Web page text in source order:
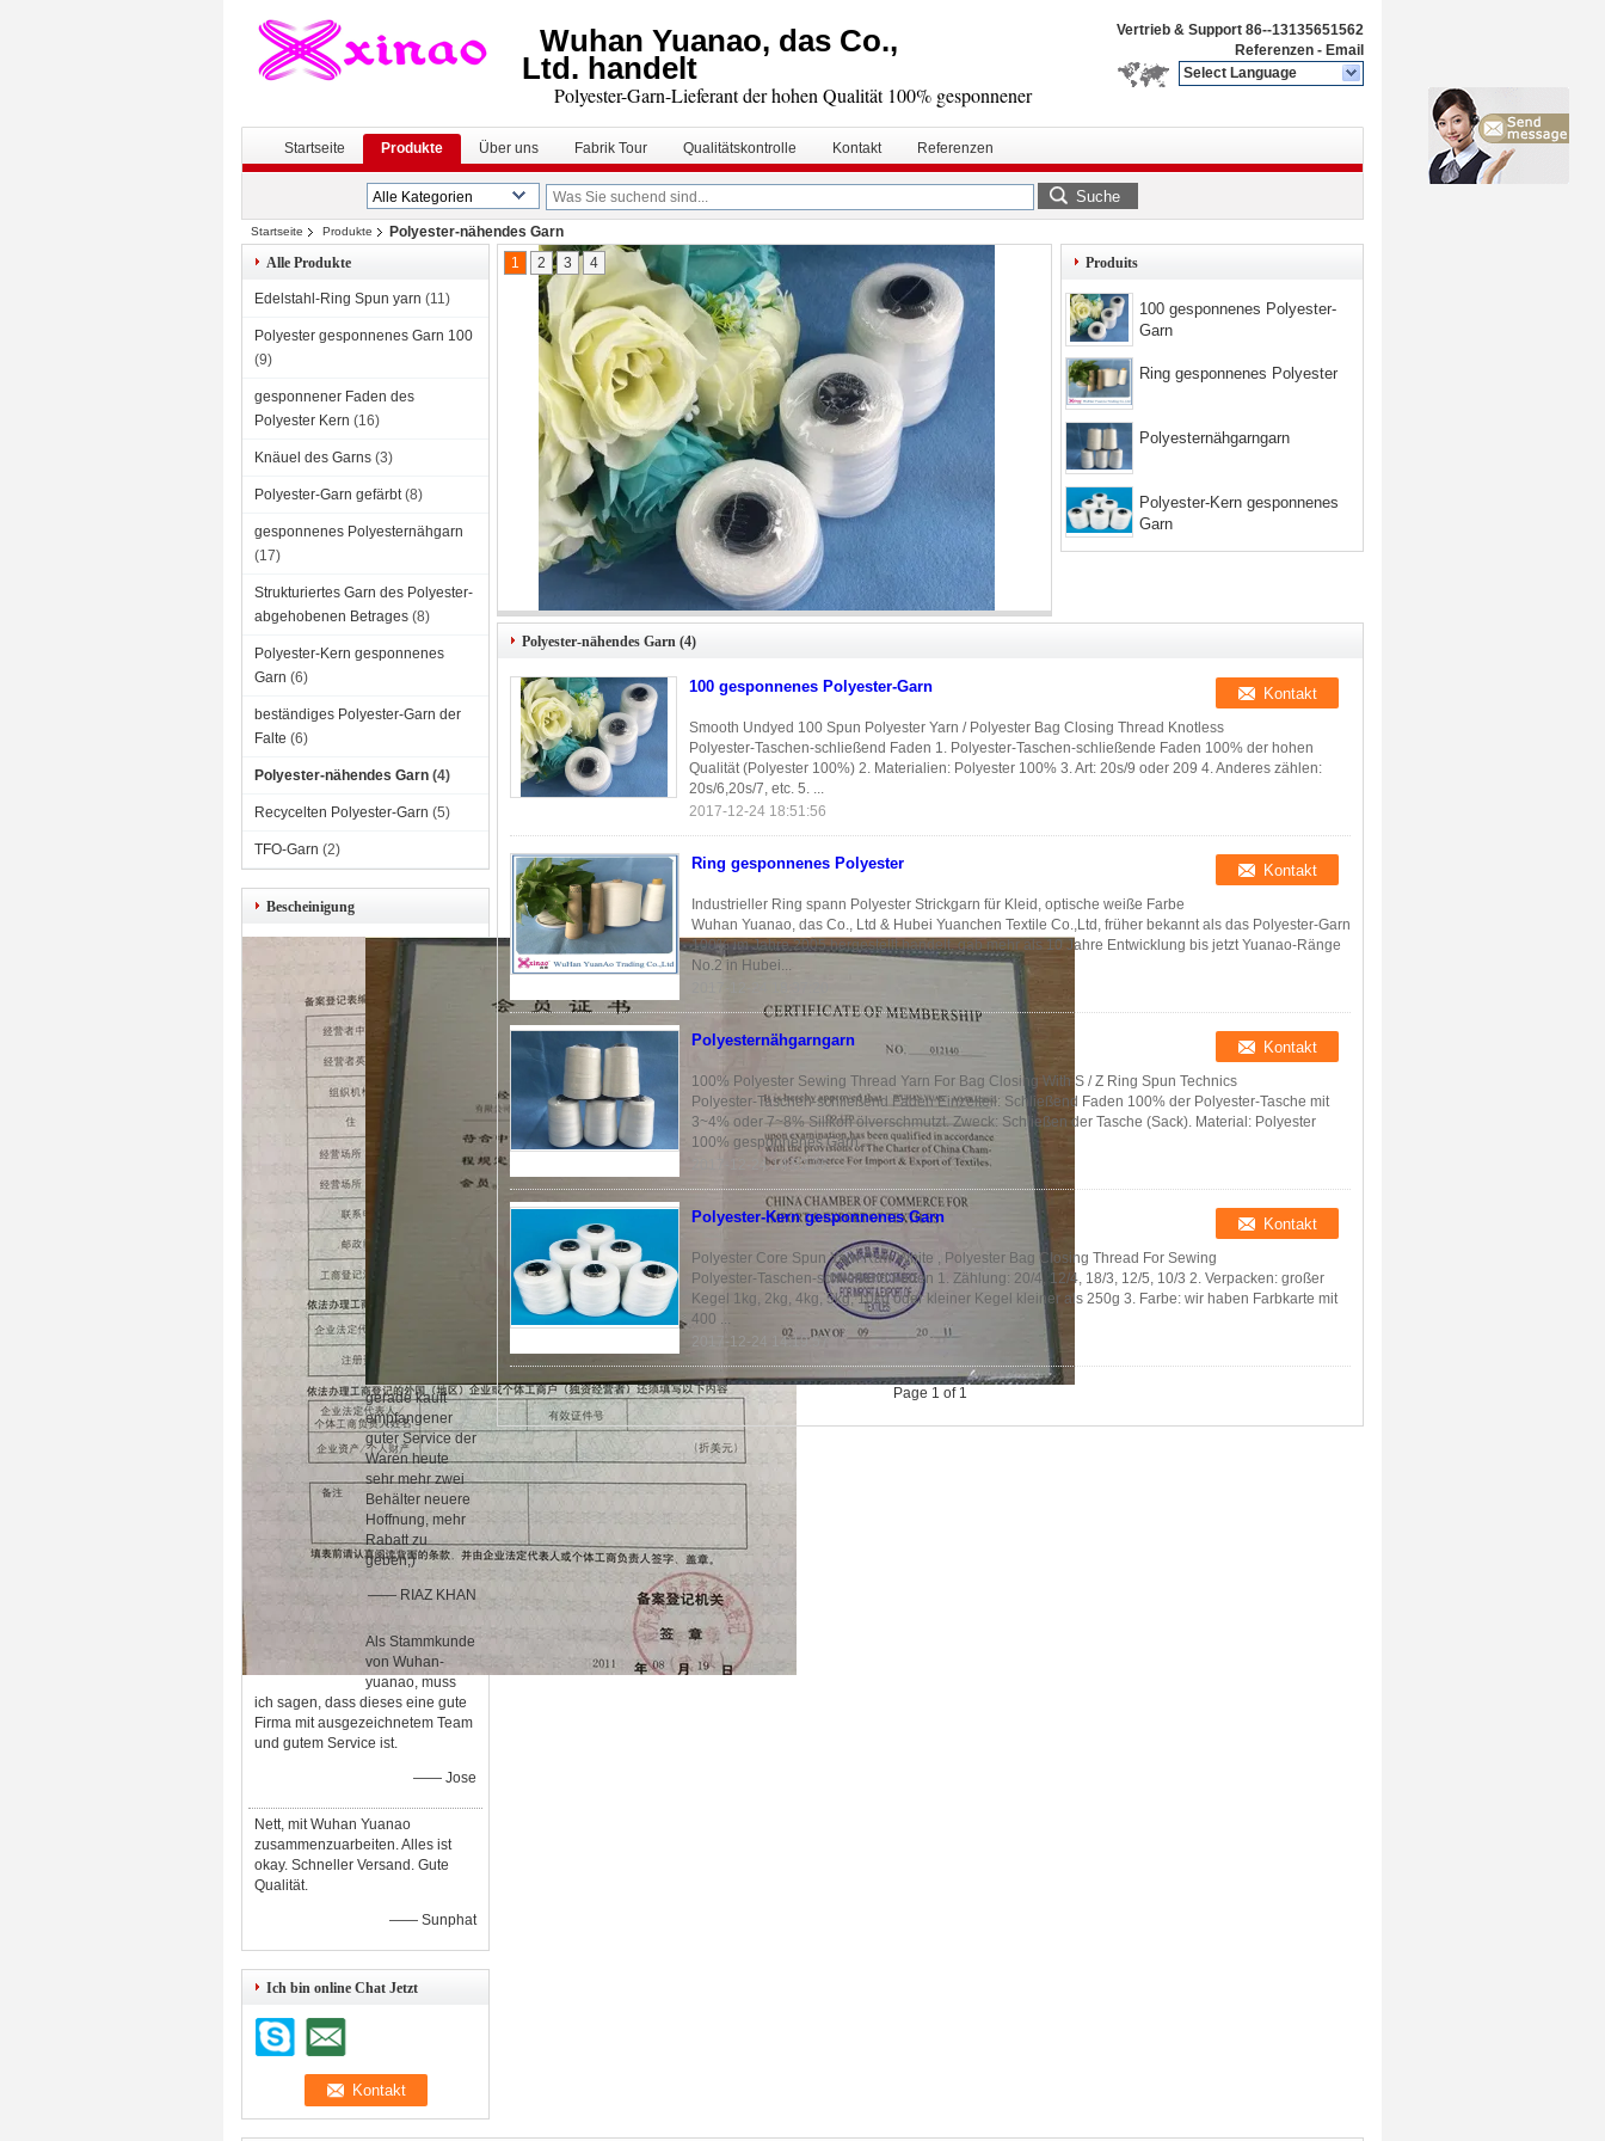
Wuhan Yuanao, das Co.,
Ltd. handelt
Polyester-Garn-Lieferant der hohen Qualität 100% gesponnener
Vertrieb & Support 86--13135651562
Referenzen - Email
Select Language
Startseite Produkte Über uns Fabrik Tour Qualitätskontrolle Kontakt Referenzen
Suche
Startseite Produkte
Polyester-nähendes Garn
Alle Produkte
Edelstahl-Ring Spun yarn (11)
Polyester gesponnenes Garn 100
(9)
gesponnener Faden des
Polyester Kern (16)
Knäuel des Garns (3)
Polyester-Garn gefärbt (8)
gesponnenes Polyesternähgarn
(17)
Strukturiertes Garn des Polyester-
abgehobenen Betrages (8)
Polyester-Kern gesponnenes
Garn (6)
beständiges Polyester-Garn der
Falte (6)
Polyester-nähendes Garn (4)
Recycelten Polyester-Garn (5)
TFO-Garn (2)
Bescheinigung
gerade kauft
empfangener
guter Service der
Waren heute
sehr mehr zwei
Behälter neuere
Hoffnung, mehr
Rabatt zu
geben;)
—— RIAZ KHAN
Als Stammkunde
von Wuhan-
yuanao, muss
ich sagen, dass dieses eine gute
Firma mit ausgezeichnetem Team
und gutem Service ist.
—— Jose
Nett, mit Wuhan Yuanao
zusammenzuarbeiten. Alles ist
okay. Schneller Versand. Gute
Qualität.
—— Sunphat
Ich bin online Chat Jetzt
Smooth Undyed 100 Spun Polyester Yarn / Polyester Bag Closing Thread
1 2 3 4 Produits
100 gesponnenes Polyester-
Garn
Ring gesponnenes Polyester
Polyesternähgarngarn
Polyester-Kern gesponnenes
Garn
Polyester-nähendes Garn (4)
100 gesponnenes Polyester-Garn
Smooth Undyed 100 Spun Polyester Yarn / Polyester Bag Closing Thread Knotless
Polyester-Taschen-schließend Faden 1. Polyester-Taschen-schließende Faden 100% der hohen
Qualität (Polyester 100%) 2. Materialien: Polyester 100% 3. Art: 20s/9 oder 209 4. Anderes zählen:
20s/6,20s/7, etc. 5. ...
2017-12-24 18:51:56
Ring gesponnenes Polyester
Industrieller Ring spann Polyester Strickgarn für Kleid, optische weiße Farbe
Wuhan Yuanao, das Co., Ltd & Hubei Yuanchen Textile Co.,Ltd, früher bekannt als das Polyester-Garn
100% im Jahre 2005 hergestellt handelt. gab mehr als 10 Jahre Entwicklung bis jetzt Yuanao-Ränge
No.2 in Hubei...
Polyesternähgarngarn
100% Polyester Sewing Thread Yarn For Bag Closing With S / Z Ring Spun Technics
Polyester-Taschen-schließend Faden Einzelteil: Schließend Faden 100% der Polyester-Tasche mit
3~4% oder 7~8% Silikon ölverschmutzt. Zweck: Schließen der Tasche (Sack). Material: Polyester
100% gesponnenes Garn...
2017-12-24 14:52:26
Polyester-Kern gesponnenes Garn
Polyester Core Spun Yarn Raw White , Polyester Bag Closing Thread For Sewing
Polyester-Taschen-schließend Faden 1. Zählung: 20/4, 12/4, 18/3, 12/5, 10/3 2. Verpacken: großer
Kegel 1kg, 2kg, 4kg, 5kg, 10kg oder kleiner Kegel kleiner als 250g 3. Farbe: wir haben Farbkarte mit
400 ...
2017-12-24 14:19:57
Page 1 of 1